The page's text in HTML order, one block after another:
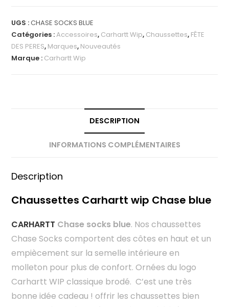
UGS :CHASE SOCKS BLUE
Catégories :Accessoires, Carhartt Wip, Chaussettes, FÊTE
DES PERES, Marques, Nouveautés
Marque : Carhartt Wip
DESCRIPTION
INFORMATIONS COMPLÉMENTAIRES
Description
Chaussettes Carhartt wip Chase blue
CARHARTT Chase socks blue. Nos chaussettes
Chase Socks comportent des côtes en haut et un
empiècement sur la semelle intérieure en
molleton pour plus de confort. Ornées du logo
Carhartt WIP classique brodé. C’est une très
bonne idée cadeau ! offrir les chaussettes bien